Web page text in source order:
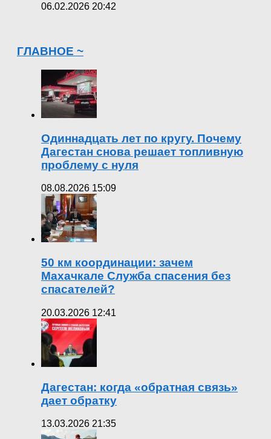
06.02.2026 20:42
ГЛАВНОЕ ~
Одиннадцать лет по кругу. Почему
Дагестан снова решает топливную
проблему с нуля
08.08.2026 15:09
50 км координации: зачем
Махачкале Служба спасения без
спасателей?
20.03.2026 12:41
Дагестан: когда «обратная связь»
дает обратку
13.03.2026 21:35